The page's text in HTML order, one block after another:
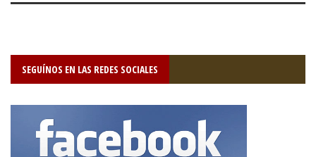
SEGUÍNOS EN LAS REDES SOCIALES